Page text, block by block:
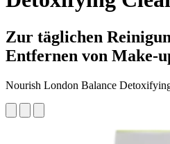
Zur täglichen
Entfernen von Make-
Nourish London Balance